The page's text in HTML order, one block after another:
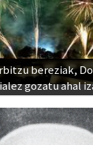
bereziak,
gozatu ahal